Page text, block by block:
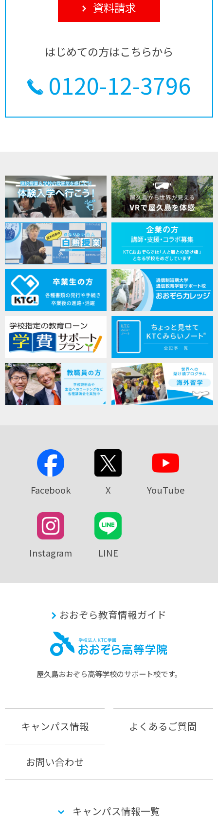
資料請求
はじめての方はこちらから
0120-12-3796
Facebook X YouTube
Instagram LINE
おおぞら教育情報ガイド
屋久島おおぞら⾼等学校のサポート校です。
キャンパス情報 よくあるご質問
お問い合わせ
キャンパス情報一覧